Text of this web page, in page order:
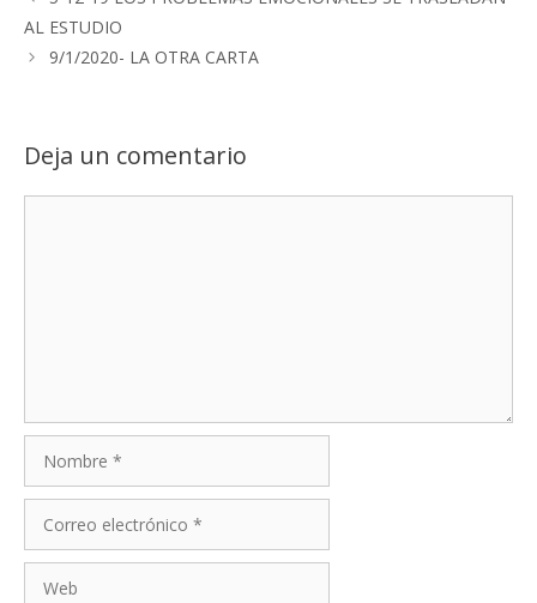
AL ESTUDIO
9/1/2020- LA OTRA CARTA
Deja un comentario
electrónico